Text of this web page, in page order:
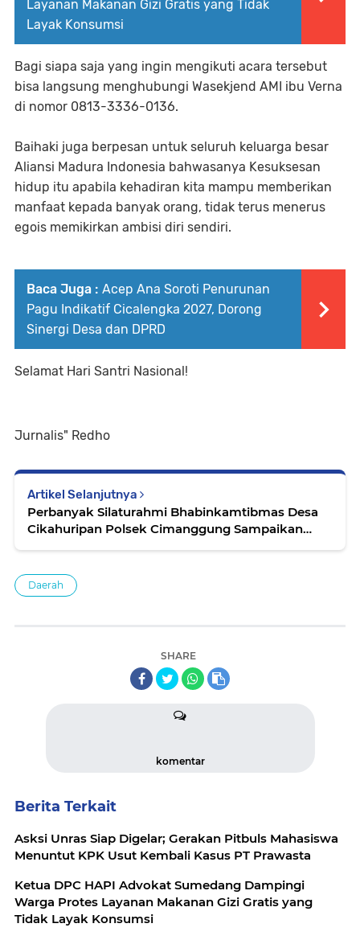
Layanan Makanan Gizi Gratis yang Tidak
Layak Konsumsi
Bagi siapa saja yang ingin mengikuti acara tersebut
bisa langsung menghubungi Wasekjend AMI ibu Verna
di nomor 0813-3336-0136.
Baihaki juga berpesan untuk seluruh keluarga besar
Aliansi Madura Indonesia bahwasanya Kesuksesan
hidup itu apabila kehadiran kita mampu memberikan
manfaat kepada banyak orang, tidak terus menerus
egois memikirkan ambisi diri sendiri.
Baca Juga : Acep Ana Soroti Penurunan
Pagu Indikatif Cicalengka 2027, Dorong
Sinergi Desa dan DPRD
Selamat Hari Santri Nasional!
Jurnalis" Redho
Artikel Selanjutnya
Perbanyak Silaturahmi Bhabinkamtibmas Desa
Cikahuripan Polsek Cimanggung Sampaikan
Daerah
SHARE
komentar
Berita Terkait
Asksi Unras Siap Digelar; Gerakan Pitbuls Mahasiswa
Menuntut KPK Usut Kembali Kasus PT Prawasta
Ketua DPC HAPI Advokat Sumedang Dampingi
Warga Protes Layanan Makanan Gizi Gratis yang
Tidak Layak Konsumsi